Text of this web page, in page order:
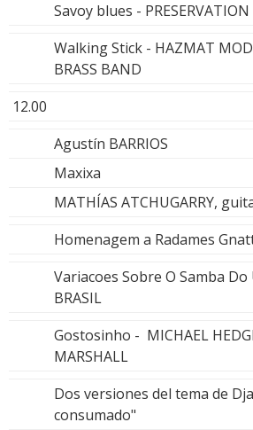
Savoy blues -
Walking Stick - HAZMAT
BRASS BAND
12.00
Agustín BARRIOS
Maxixa
MATHÍAS ATCHUGARRY,
Homenagem a Radames
Variacoes Sobre O Samba
BRASIL
Gostosinho - MICHAEL
MARSHALL
Dos versiones del tema de
consumado"